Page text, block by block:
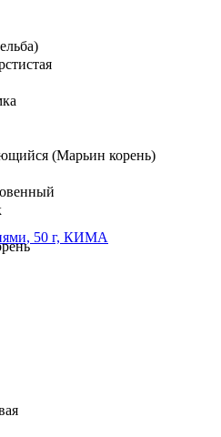
(Марьин корень)
50 г, КИМА